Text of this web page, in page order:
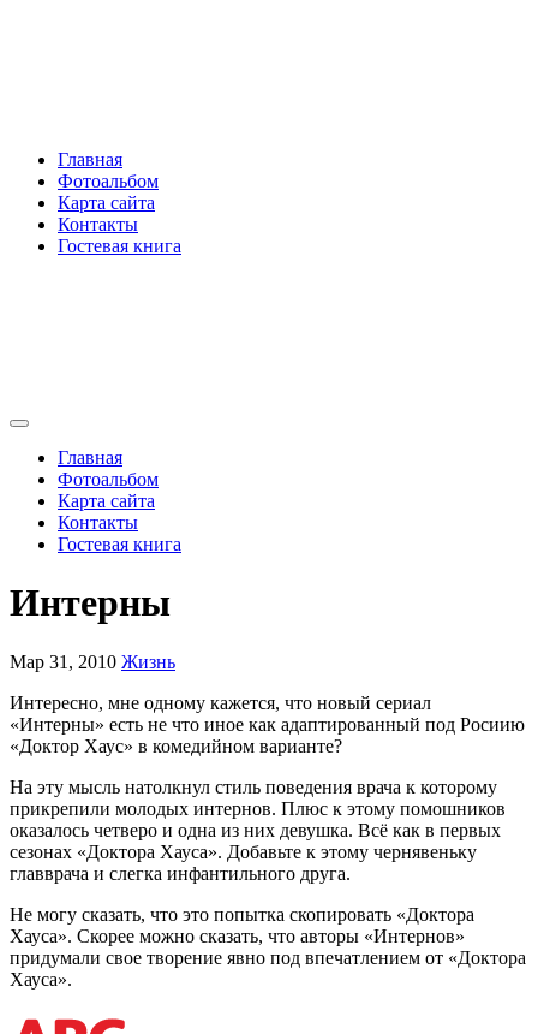
Главная
Фотоальбом
Карта сайта
Контакты
Гостевая книга
Главная
Фотоальбом
Карта сайта
Контакты
Гостевая книга
Интерны
Мар 31, 2010 Жизнь
Интересно, мне одному кажется, что новый сериал
«Интерны» есть не что иное как адаптированный под Росиию
«Доктор Хаус» в комедийном варианте?
На эту мысль натолкнул стиль поведения врача к которому
прикрепили молодых интернов. Плюс к этому помошников
оказалось четверо и одна из них девушка. Всё как в первых
сезонах «Доктора Хауса». Добавьте к этому чернявеньку
главврача и слегка инфантильного друга.
Не могу сказать, что это попытка скопировать «Доктора
Хауса». Скорее можно сказать, что авторы «Интернов»
придумали свое творение явно под впечатлением от «Доктора
Хауса».